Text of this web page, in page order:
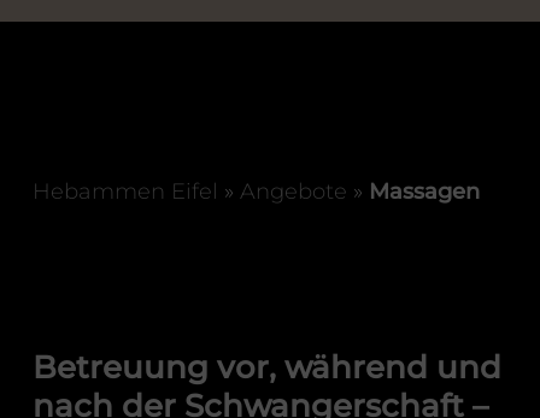
Hebammen Eifel » Angebote » Massagen
Betreuung vor, während und
nach der Schwangerschaft –